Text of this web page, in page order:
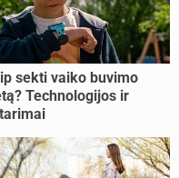
sekti vaiko buvimo
Technologijos ir